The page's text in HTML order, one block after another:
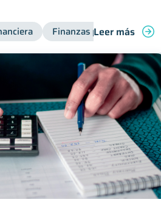
Finanzas personales
Leer más